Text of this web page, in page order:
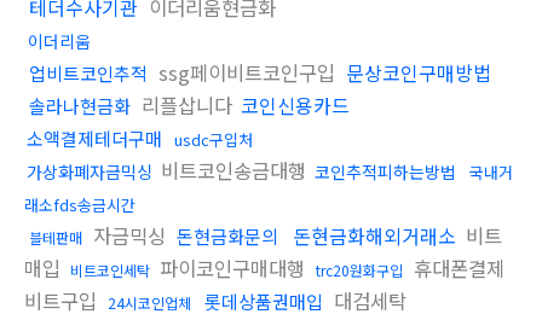
테더수사기관 이더리움현금화
이더리움
업비트코인추적 ssg페이비트코인구입 문상코인구매방법
솔라나현금화 리플삽니다 코인신용카드
소액결제테더구매 usdc구입처
가상화폐자금믹싱 비트코인송금대행 코인추적피하는방법
국내거
래소fds송금시간
블테판매 자금믹싱 돈현금화문의 돈현금화해외거래소 비트
매입
비트코인세탁 파이코인구매대행 trc20원화구입
휴대폰결제
비트구입
24시코인업체 롯데상품권매입 대검세탁